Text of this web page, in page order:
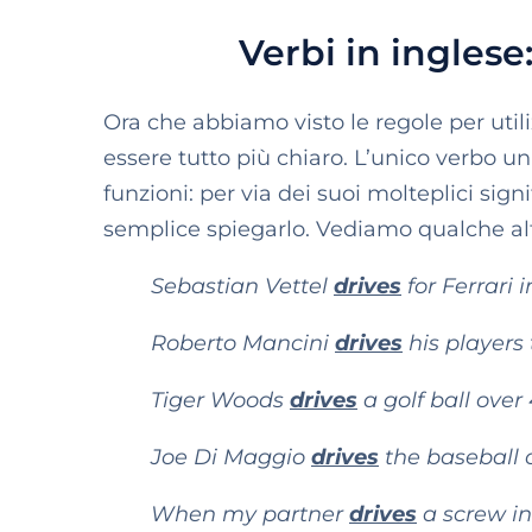
Verbi in
Ora che abbiamo visto le regole per
essere tutto più chiaro. L’unico verbo
funzioni: per via dei suoi molteplici
semplice spiegarlo. Vediamo qualche
Sebastian Vettel drives for Ferrari
Roberto Mancini drives his players
Tiger Woods drives a golf ball over
Joe Di Maggio drives the baseball
When my partnerdrives a screw